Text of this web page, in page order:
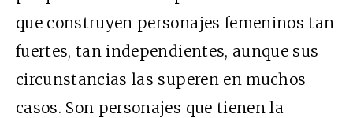
que construyen personajes femeninos tan
fuertes, tan independientes, aunque sus
circunstancias las superen en muchos
casos. Son personajes que tienen la